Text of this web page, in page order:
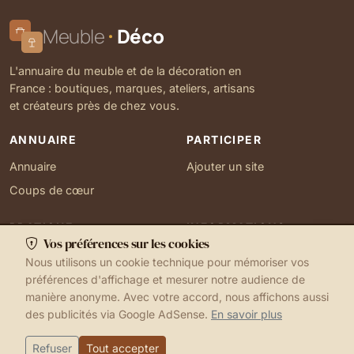
Meuble Déco
L'annuaire du meuble et de la décoration en
France : boutiques, marques, ateliers, artisans
et créateurs près de chez vous.
ANNUAIRE
Annuaire
Coups de cœur
PARTICIPER
Ajouter un site
PRATIQUE
Ma localisation
Gérer mes cookies
INFORMATIONS
Contact
1999-2026 © Meuble Déco Mentions légales
Vos préférences sur les cookies
Nous utilisons un cookie technique pour mémoriser vos
préférences d'affichage et mesurer notre audience de
manière anonyme. Avec votre accord, nous affichons aussi
des publicités via Google AdSense. En savoir plus
Refuser Tout accepter